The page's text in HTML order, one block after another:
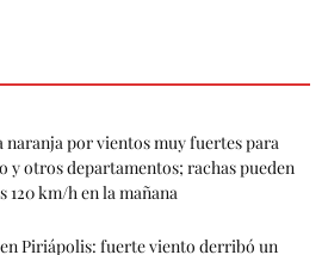
naranja por vientos muy fuertes para
y otros departamentos; rachas pueden
120 km/h en la mañana
Piriápolis: fuerte viento derribó un